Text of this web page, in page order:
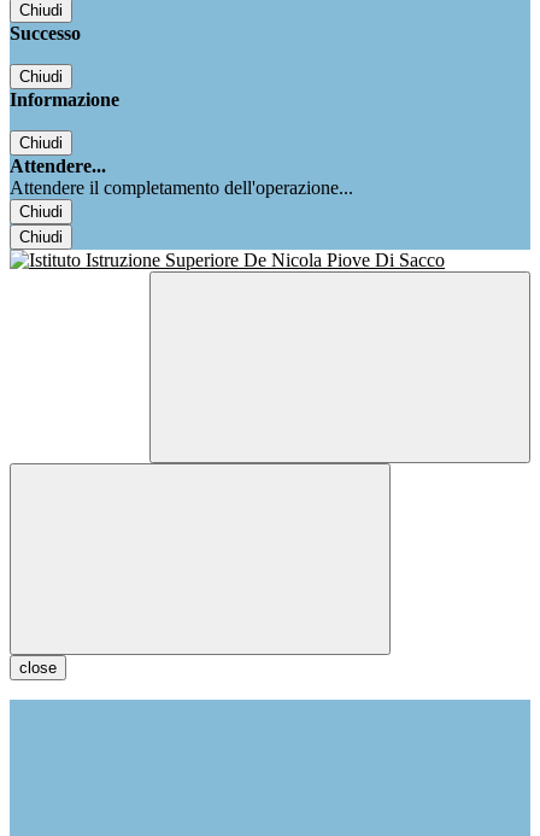
Chiudi
Successo
Chiudi
Informazione
Chiudi
Attendere...
Attendere il completamento dell'operazione...
Chiudi
Chiudi
close